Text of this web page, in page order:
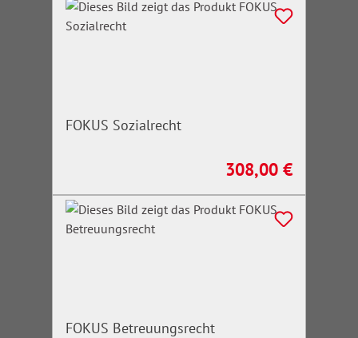
FOKUS Sozialrecht
Regulärer Preis:
308,00 €
FOKUS Betreuungsrecht